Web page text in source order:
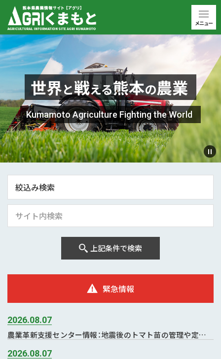
世界と戦える熊本の農業
Kumamoto Agriculture Fighting the World
上記条件で検索
緊急情報
2026.08.07
農業革新支援センター情報：地震後のトマト苗の管理や定植時
2026.08.07
メニュー